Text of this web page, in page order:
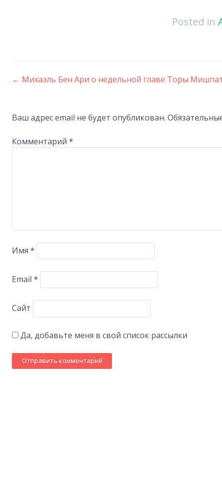
Posted in
Post
navigation
← Михаэль Бен Ари о недельной главе Торы
Ваш адрес email не будет опубликован.
Комментарий *
Имя *
Email *
Сайт
Да, добавьте меня в свой список рассылки